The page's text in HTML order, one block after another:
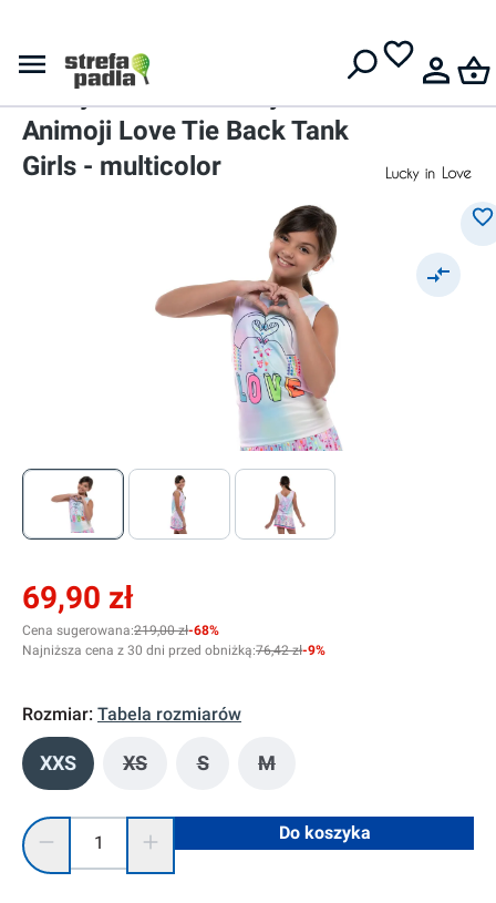
Koszulka dziewczęca
Lucky in Love Novelty Print
Animoji Love Tie Back Tank
Girls - multicolor
69,90 zł
Cena sugerowana:219,00 zł-68%
Najniższa cena z 30 dni przed obniżką:76,42 zł-9%
Rozmiar: Tabela rozmiarów
XXS XS(Ta opcja jest obecnie niedostępna.)
S(Ta opcja jest obecnie niedostępna.)
M(Ta opcja jest obecnie
Ilość produktu: Wprowadź żądaną ilość lub użyj
Do koszyka